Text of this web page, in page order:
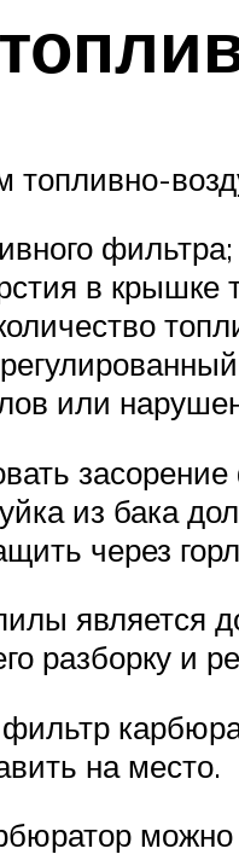
топливно-
фильтра;
в крышке
или
из бака
через
является
разборку и
на место.
можно